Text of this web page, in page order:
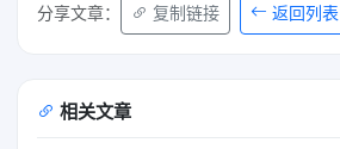
分享文章： 复制链接 返回列表
相关文章